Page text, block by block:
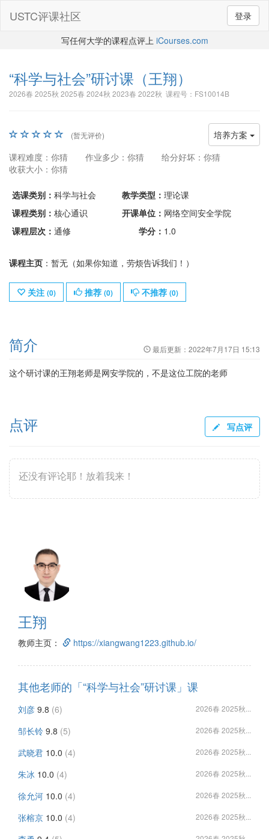
登录
USTC评课社区
写任何大学的课程点评上 iCourses.com
“科学与社会”研讨课 （王翔）
2026春 2025秋 2025春 2024秋 2023春 2022秋 课程号：FS10014B
培养方案
(暂无评价)
课程难度：你猜 作业多少：你猜
给分好坏：你猜
收获大小：你猜
选课类别： 科学与社会 教学类型： 理论课
课程类别： 核心通识 开课单位： 网络空间安全学院
课程层次： 通修 学分： 1.0
课程主页 ：暂无（如果你知道，劳烦告诉我们！）
关注 (0) 推荐 (0) 不推荐 (0)
简介 最后更新： 2022年7月17日 15:13
这个研讨课的王翔老师是网安学院的，不是这位工院的老师
点评 写点评
还没有评论耶！放着我来！
王翔
教师主页： https://xiangwang1223.github.io/
其他老师的「“科学与社会”研讨课」课
刘彦 9.8 (6) 2026春 2025秋...
邹长铃 9.8 (5) 2026春 2025秋...
武晓君 10.0 (4) 2026春 2025秋...
朱冰 10.0 (4) 2026春 2025秋...
徐允河 10.0 (4) 2026春 2025秋...
张榕京 10.0 (4) 2026春 2025秋...